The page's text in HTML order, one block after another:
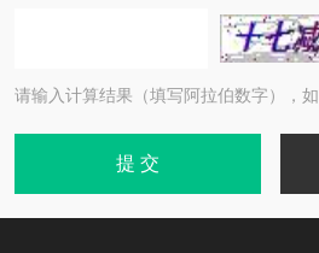
请输入计算结果（填写阿拉伯数字），